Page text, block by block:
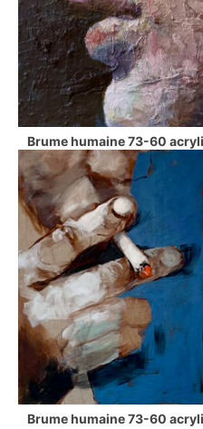
Brume humaine 73-60
Brume humaine 73-60